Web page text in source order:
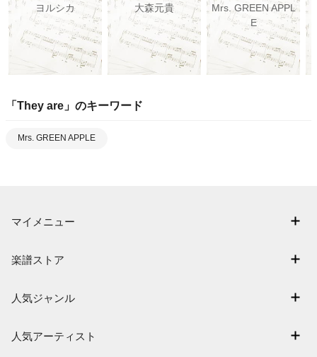
ヨルシカ
大森元貴
Mrs. GREEN APPL
E
「 They are 」のキーワード
Mrs. GREEN APPLE
マイメニュー
退会はこちら
楽譜ストア
難易度別に探す
人気ジャンル
人気アーティスト